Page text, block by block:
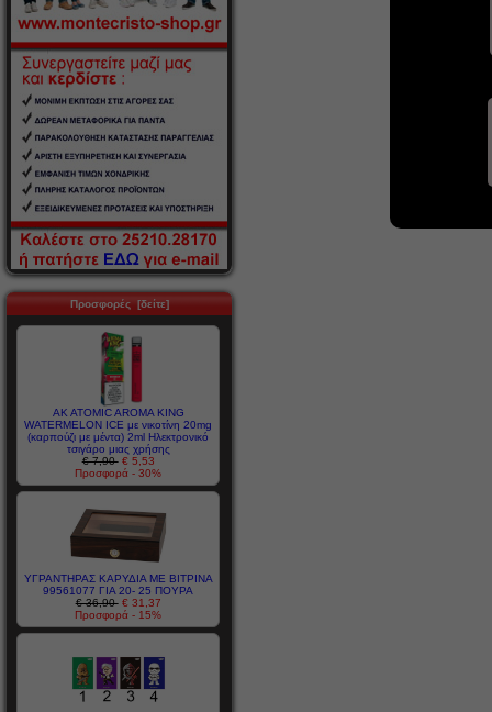
Προσφορές [δείτε]
AK ATOMIC AROMA KING
WATERMELON ICE με νικοτίνη 20mg
(καρπούζι με μέντα) 2ml Ηλεκτρονικό
τσιγάρο μιας χρήσης
€ 7,90 € 5,53
Προσφορά - 30%
ΥΓΡΑΝΤΗΡΑΣ ΚΑΡΥΔΙΑ ΜΕ ΒΙΤΡΙΝΑ
99561077 ΓΙΑ 20- 25 ΠΟΥΡΑ
€ 36,90 € 31,37
Προσφορά - 15%